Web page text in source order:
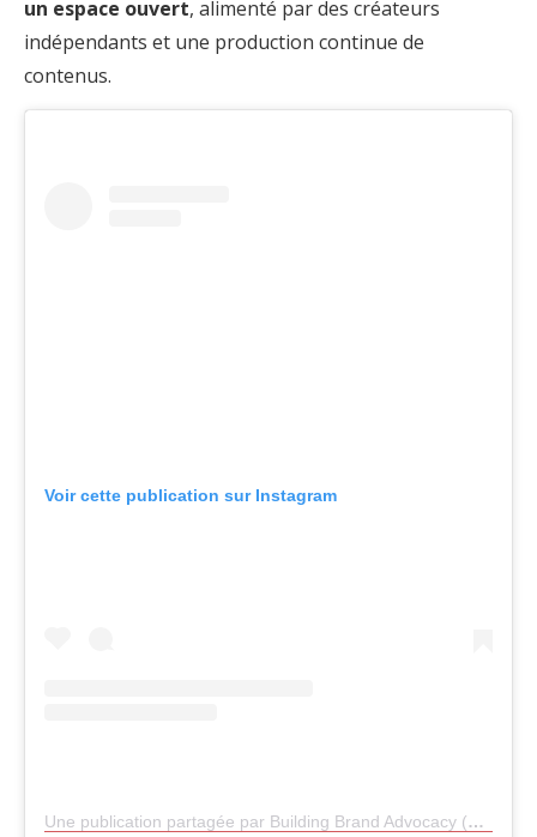
un espace ouvert, alimenté par des créateurs
indépendants et une production continue de
contenus.
Voir cette publication sur Instagram
Une publication partagée par Building Brand Advocacy (@building_brand_advocacy)